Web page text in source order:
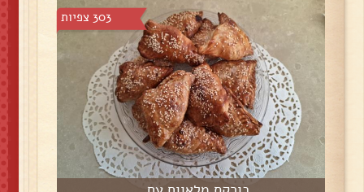
303 צפיות